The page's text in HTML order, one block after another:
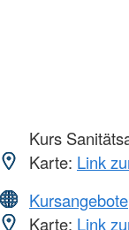
Kurs
Karte: Link
Kursangebote
Karte: Link